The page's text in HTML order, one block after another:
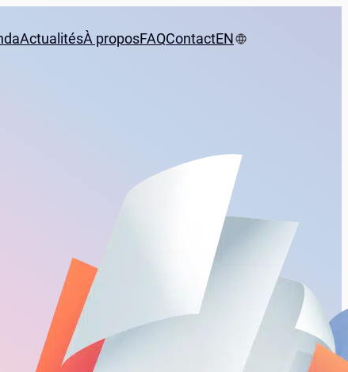
ActualitésÀ proposFAQContactEN